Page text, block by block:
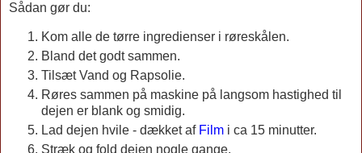
Sådan gør du:
Kom alle de tørre ingredienser i røreskålen.
Bland det godt sammen.
Tilsæt Vand og Rapsolie.
Røres sammen på maskine på langsom hastighed til
dejen er blank og smidig.
Lad dejen hvile - dækket af Film i ca 15 minutter.
Stræk og fold dejen nogle gange.